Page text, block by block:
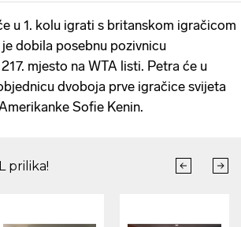
u 1. kolu igrati s britanskom igračicom
dobila posebnu pozivnicu
mjesto na WTA listi. Petra će u
dvoboja prve igračice svijeta
Sofie Kenin.